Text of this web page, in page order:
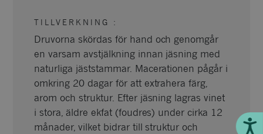
TILLVERKNING :
Druvorna skördas för hand och genomgår
en varsam avstjälkning innan jäsning med
naturliga jäststammar. Macerationen pågår i
omkring 20 dagar för att extrahera färg,
arom och struktur. Efter jäsning lagras vinet
i stora, äldre ekfat (foudres) under cirka 12
månader, vilket bidrar till struktur och